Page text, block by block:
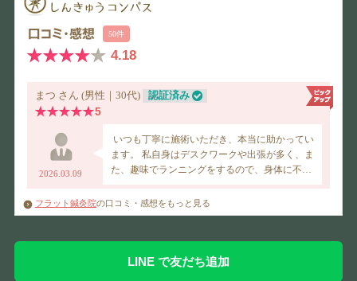
フラット鍼灸院の口コミ・感想をもっと見る
LINE で友だち追加